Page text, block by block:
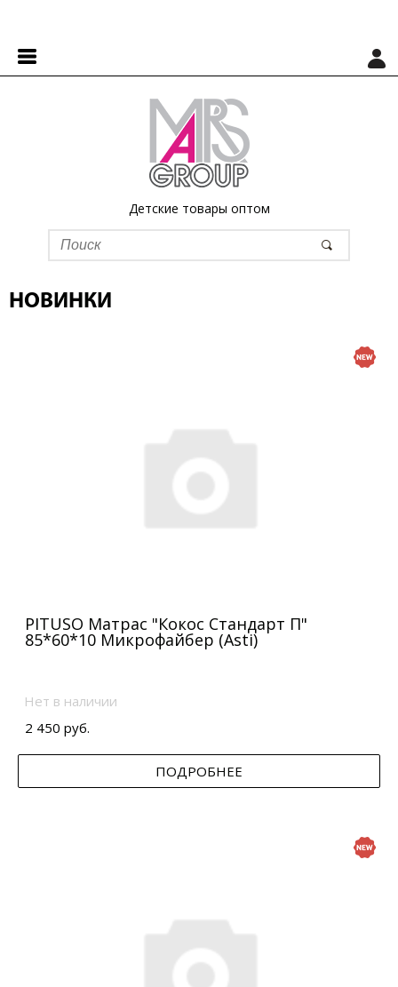
Детские товары оптом
НОВИНКИ
PITUSO Матрас "Кокос Стандарт П"
85*60*10 Микрофайбер (Asti)
Нет в наличии
2 450 руб.
ПОДРОБНЕЕ